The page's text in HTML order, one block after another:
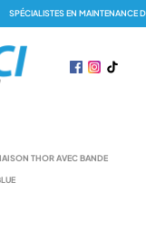
SPÉCIALISTES EN MAINTENANCE
THOR AVEC BANDE